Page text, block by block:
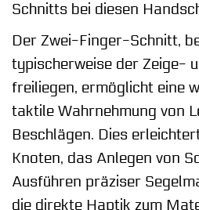
Schnitts bei diesen
Der Zwei-Finger-Schnitt,
typischerweise der Zeige-
freiliegen, ermöglicht eine
taktile Wahrnehmung von
Beschlägen. Dies
Knoten, das Anlegen von
Ausführen präziser
die direkte Haptik zum